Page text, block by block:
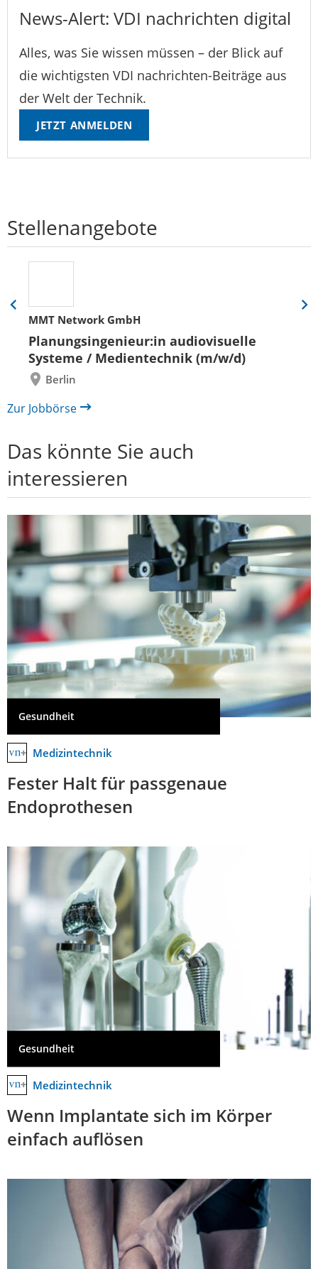
News-Alert: VDI nachrichten digital
Alles, was Sie wissen müssen – der Blick auf
die wichtigsten VDI nachrichten-Beiträge aus
der Welt der Technik.
JETZT ANMELDEN
Stellenangebote
MMT Network GmbH
Planungsingenieur:in audiovisuelle
Systeme / Medientechnik (m/w/d)
Berlin
Eine
Folie
zurück
Eine
Zur Jobbörse
Das könnte Sie auch
interessieren
Gesundheit
Medizintechnik
Fester Halt für passgenaue
Endoprothesen
Gesundheit
Medizintechnik
Wenn Implantate sich im Körper
einfach auflösen